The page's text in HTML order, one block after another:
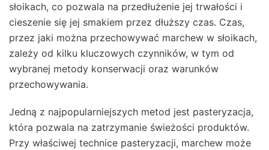
słoikach, co pozwala na przedłużenie jej trwałości i
cieszenie się jej smakiem przez dłuższy czas. Czas,
przez jaki można przechowywać marchew w słoikach,
zależy od kilku kluczowych czynników, w tym od
wybranej metody konserwacji oraz warunków
przechowywania.
Jedną z najpopularniejszych metod jest pasteryzacja,
która pozwala na zatrzymanie świeżości produktów.
Przy właściwej technice pasteryzacji, marchew może